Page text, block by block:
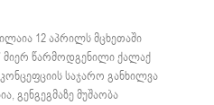
12 აპრილს მცხეთაში
მიერ წარმოდგენილი ქალაქ
საჯარო განხილვა
გენგეგმაზე მუშაობა